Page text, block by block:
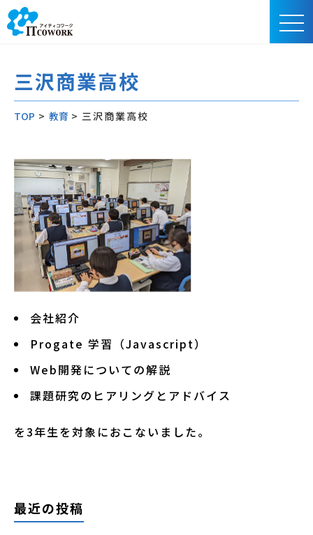
三沢商業高校
TOP > 教育 > 三沢商業高校
会社紹介
Progate 学習（Javascript）
Web開発についての解説
課題研究のヒアリングとアドバイス
を3年生を対象におこないました。
最近の投稿